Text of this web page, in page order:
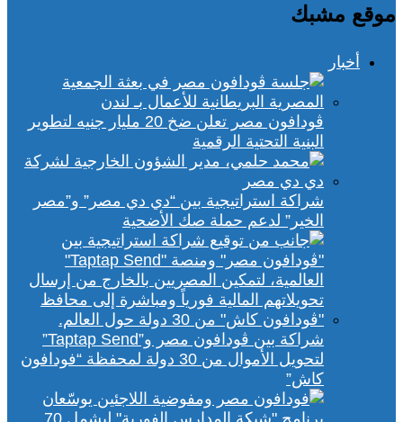
موقع مشبك
أخبار
ڤودافون مصر تعلن ضخ 20 مليار جنيه لتطوير
البنية التحتية الرقمية
شراكة استراتيجية بين “دي دي مصر” و”مصر
الخير” لدعم حملة صك الأضحية
شراكة بين ڤودافون مصر و”Taptap Send”
لتحويل الأموال من 30 دولة لمحفظة “فودافون
كاش”